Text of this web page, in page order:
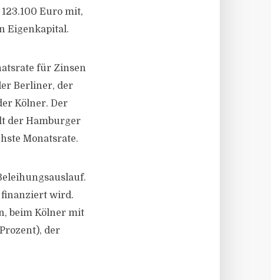
Euro mit,
Eigenkapital.
für Zinsen
Berliner, der
Kölner. Der
der Hamburger
Monatsrate.
finanziert wird.
beim Kölner mit
der